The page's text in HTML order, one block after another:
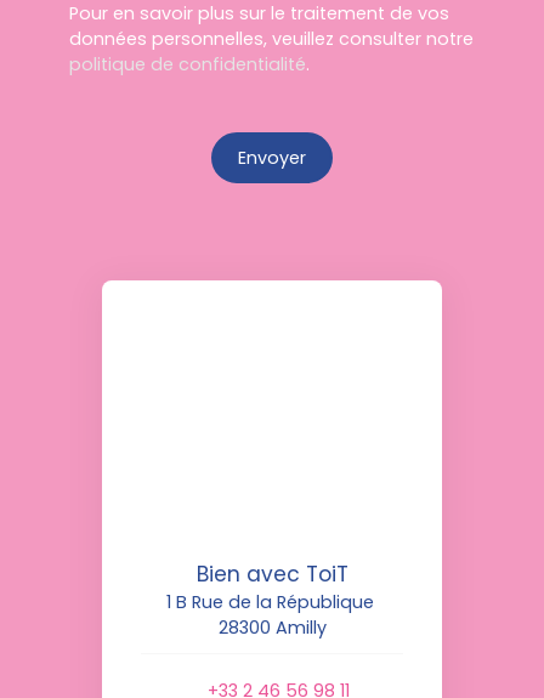
Pour en savoir plus sur le traitement de vos
données personnelles, veuillez consulter notre
politique de confidentialité.
Envoyer
Bien avec ToiT
1 B Rue de la République
28300 Amilly
+33 2 46 56 98 11